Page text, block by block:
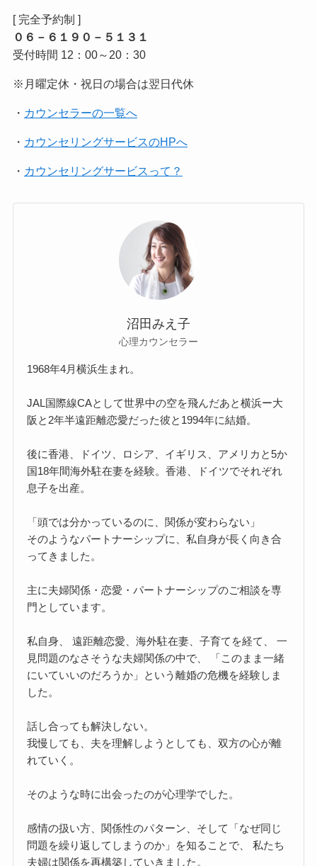
[ 完全予約制 ]
０６－６１９０－５１３１
受付時間 12：00～20：30
※月曜定休・祝日の場合は翌日代休
・ カウンセラーの一覧へ
・ カウンセリングサービスのHPへ
・ カウンセリングサービスって？
沼田みえ子
心理カウンセラー
1968年4月横浜生まれ。
JAL国際線CAとして世界中の空を飛んだあと横浜ー大
阪と2年半遠距離恋愛だった彼と1994年に結婚。
後に香港、ドイツ、ロシア、イギリス、アメリカと5か
国18年間海外駐在妻を経験。香港、ドイツでそれぞれ
息子を出産。
「頭では分かっているのに、関係が変わらない」
そのようなパートナーシップに、私自身が長く向き合
ってきました。
主に夫婦関係・恋愛・パートナーシップのご相談を専
門としています。
私自身、 遠距離恋愛、海外駐在妻、子育てを経て、 一
見問題のなさそうな夫婦関係の中で、 「このまま一緒
にいていいのだろうか」という離婚の危機を経験しま
した。
話し合っても解決しない。
我慢しても、夫を理解しようとしても、双方の心が離
れていく。
そのような時に出会ったのが心理学でした。
感情の扱い方、関係性のパターン、そして「なぜ同じ
問題を繰り返してしまうのか」を知ることで、 私たち
夫婦は関係を再構築していきました。